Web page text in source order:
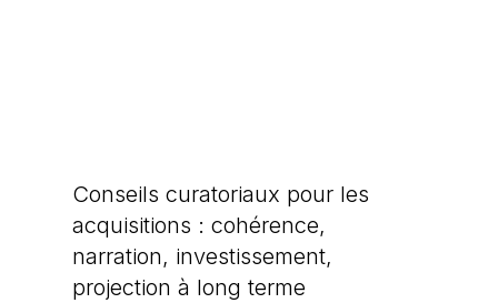
Conseils curatoriaux pour les
acquisitions : cohérence,
narration, investissement,
projection à long terme